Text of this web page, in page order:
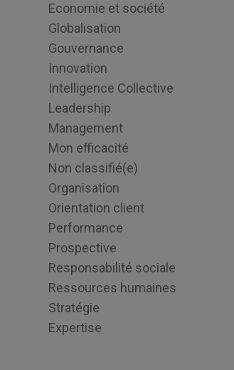
Economie et société
Globalisation
Gouvernance
Innovation
Intelligence Collective
Leadership
Management
Mon efficacité
Non classifié(e)
Organisation
Orientation client
Performance
Prospective
Responsabilité sociale
Ressources humaines
Stratégie
Expertise